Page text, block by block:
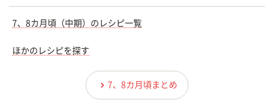
7、8カ月頃（中期）のレシピ一覧
ほかのレシピを探す
7、8カ月頃まとめ